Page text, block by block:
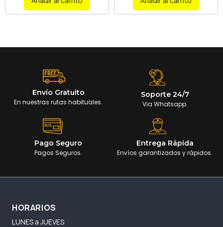
Envío Gratuito
En nuestras rutas habituales.
Soporte 24/7
Via Whatsapp.
Pago Seguro
Pagos Seguros.
Entrega Rápida
Envíos garantizados y rápidos.
HORARIOS
LUNES a JUEVES